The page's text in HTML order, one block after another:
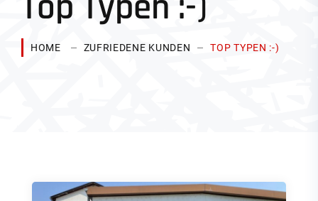
HOME ZUFRIEDENE KUNDEN TOP TYPEN :-)